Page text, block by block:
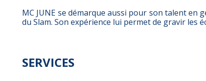
MC JUNE se démarque aussi pour son talent en
du Slam. Son expérience lui permet de gravir les
SERVICES